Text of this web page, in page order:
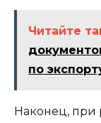
Читайте
по
Наконец, при